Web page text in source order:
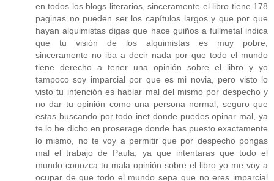
en todos los blogs literarios, sinceramente el libro tiene 178
paginas no pueden ser los capítulos largos y que por que
hayan alquimistas digas que hace guiños a fullmetal indica
que tu visión de los alquimistas es muy pobre,
sinceramente no iba a decir nada por que todo el mundo
tiene derecho a tener una opinión sobre el libro y yo
tampoco soy imparcial por que es mi novia, pero visto lo
visto tu intención es hablar mal del mismo por despecho y
no dar tu opinión como una persona normal, seguro que
estas buscando por todo inet donde puedes opinar mal, ya
te lo he dicho en proserage donde has puesto exactamente
lo mismo, no te voy a permitir que por despecho pongas
mal el trabajo de Paula, ya que intentaras que todo el
mundo conozca tu mala opinión sobre el libro yo me voy a
ocupar de que todo el mundo sepa que no eres imparcial